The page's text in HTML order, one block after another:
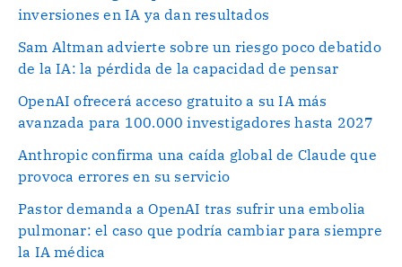
inversiones en IA ya dan resultados
Sam Altman advierte sobre un riesgo poco debatido
de la IA: la pérdida de la capacidad de pensar
OpenAI ofrecerá acceso gratuito a su IA más
avanzada para 100.000 investigadores hasta 2027
Anthropic confirma una caída global de Claude que
provoca errores en su servicio
Pastor demanda a OpenAI tras sufrir una embolia
pulmonar: el caso que podría cambiar para siempre
la IA médica